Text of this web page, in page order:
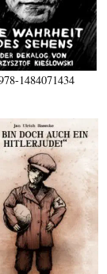
1484071434